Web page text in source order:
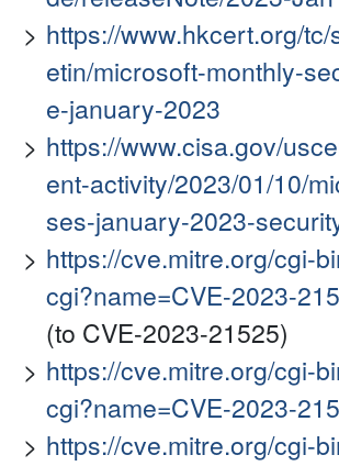
https://www.hkcert.org/
etin/microsoft-monthly-
e-january-2023
https://www.cisa.gov/
ent-activity/2023/01/10/
ses-january-2023-
https://cve.mitre.org/cgi-
cgi?name=CVE-2023-
(to CVE-2023-21525)
https://cve.mitre.org/cgi-
cgi?name=CVE-2023-
https://cve.mitre.org/cgi-